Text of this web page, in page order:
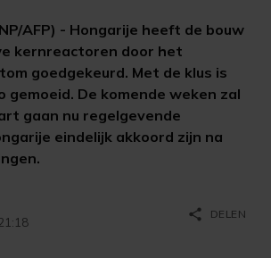
AFP) - Hongarije heeft de bouw
kernreactoren door het
goedgekeurd. Met de klus is
gemoeid. De komende weken zal
gaan nu regelgevende
eindelijk akkoord zijn na
share DELEN